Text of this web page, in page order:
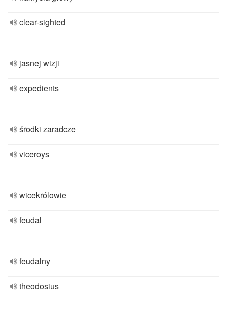
clear-sighted
jasnej wizji
expedients
środki zaradcze
viceroys
wicekrólowie
feudal
feudalny
theodosius